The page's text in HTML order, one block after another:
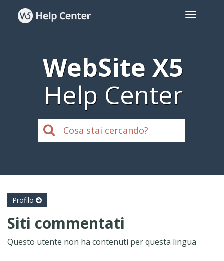
WebSite X5
Help Center
Profilo
Siti commentati
Questo utente non ha contenuti per questa lingua